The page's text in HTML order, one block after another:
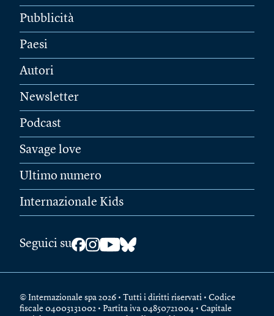
Pubblicità
Paesi
Autori
Newsletter
Podcast
Savage love
Ultimo numero
Internazionale Kids
Seguici su
© Internazionale spa 2026 • Tutti i diritti riservati • Codice
fiscale 04003131002 • Partita iva 04850721004 • Capitale